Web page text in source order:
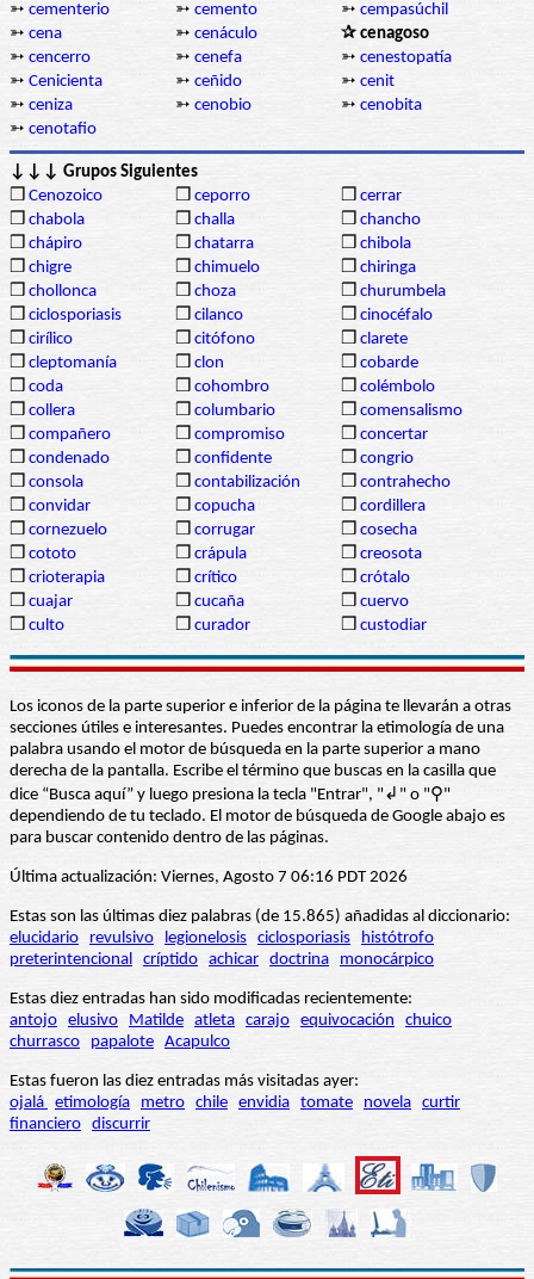
➳ cementerio ➳ cemento ➳ cempasúchil
➳ cena ➳ cenáculo
✰ cenagoso
➳ cencerro ➳ cenefa ➳ cenestopatía
➳ Cenicienta ➳ ceñido ➳ cenit
➳ ceniza ➳ cenobio ➳ cenobita
➳ cenotafio
↓↓↓ Grupos Siguientes
❒ Cenozoico ❒ ceporro ❒ cerrar
❒ chabola ❒ challa ❒ chancho
❒ chápiro ❒ chatarra ❒ chibola
❒ chigre ❒ chimuelo ❒ chiringa
❒ chollonca ❒ choza ❒ churumbela
❒ ciclosporiasis ❒ cilanco ❒ cinocéfalo
❒ cirílico ❒ citófono ❒ clarete
❒ cleptomanía ❒ clon ❒ cobarde
❒ coda ❒ cohombro ❒ colémbolo
❒ collera ❒ columbario ❒ comensalismo
❒ compañero ❒ compromiso ❒ concertar
❒ condenado ❒ confidente ❒ congrio
❒ consola ❒ contabilización ❒ contrahecho
❒ convidar ❒ copucha ❒ cordillera
❒ cornezuelo ❒ corrugar ❒ cosecha
❒ cototo ❒ crápula ❒ creosota
❒ crioterapia ❒ crítico ❒ crótalo
❒ cuajar ❒ cucaña ❒ cuervo
❒ culto ❒ curador ❒ custodiar
Los iconos de la parte superior e inferior de la página te llevarán a otras
secciones útiles e interesantes. Puedes encontrar la etimología de una
palabra usando el motor de búsqueda en la parte superior a mano
derecha de la pantalla. Escribe el término que buscas en la casilla que
dice “Busca aquí” y luego presiona la tecla "Entrar", "↲" o "⚲"
dependiendo de tu teclado. El motor de búsqueda de Google abajo es
para buscar contenido dentro de las páginas.
Última actualización: Viernes, Agosto 7 06:16 PDT 2026
Estas son las últimas diez palabras (de 15.865) añadidas al diccionario:
elucidario
revulsivo legionelosis ciclosporiasis
histótrofo
preterintencional críptido achicar doctrina monocárpico
Estas diez entradas han sido modificadas recientemente:
antojo elusivo Matilde atleta carajo equivocación
chuico
churrasco
papalote Acapulco
Estas fueron las diez entradas más visitadas ayer:
ojalá etimología metro chile envidia tomate novela curtir
financiero discurrir